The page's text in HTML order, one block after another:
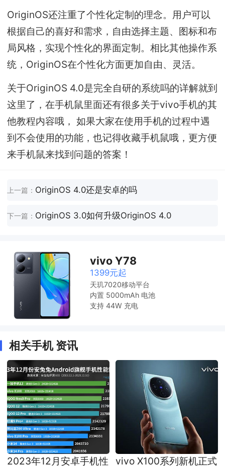
OriginOS还注重了个性化定制的理念。用户可以
根据自己的喜好和需求，自由选择主题、图标和布
局风格，实现个性化的界面定制。相比其他操作系
统，OriginOS在个性化方面更加自由、灵活。
关于OriginOS 4.0是完全自研的系统吗的详解就到
这里了，在手机鼠里面还有很多关于vivo手机的其
他教程内容哦， 如果大家在使用手机的过程中遇
到不会使用的功能，也记得收藏手机鼠哦，更方便
来手机鼠来找到问题的答案！
上一篇： OriginOS 4.0还是安卓的吗
下一篇： OriginOS 3.0如何升级OriginOS 4.0
vivo Y78
1399元起
天玑7020移动平台
内置 5000mAh 电池
支持 44W 充电
相关手机 资讯
2023年12月安卓手机性 vivo X100系列新机正式